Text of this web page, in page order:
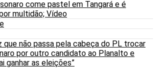
come pastel em Tangará e é
multidão; Vídeo
que não passa pela cabeça do PL trocar
por outro candidato ao Planalto e
ganhar as eleições”